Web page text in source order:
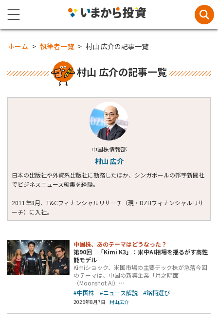
ホーム 執筆者一覧 村山 広介の記事一覧
村山 広介の記事一覧
中国株情報部
村山 広介
日本の出版社や外資系出版社に勤務したほか、シンガポールの邦字新聞社
でビジネスニュース編集を経験。
2011年8月、T&Cフィナンシャルリサーチ（現・DZHフィナンシャルリサ
ーチ）に入社。
中国株、あのテーマはどうなった？
第90回 「Kimi K3」：米中AI相場を揺るがす高性
能モデル
Kimiショック、米国市場の主要テック株が急落今回
のテーマは、中国の新興企業「月之暗面
（Moonshot AI）…
#中国株
#ニュース解説 #銘柄選び
2026年8月7日 村山広介